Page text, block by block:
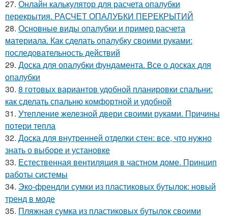
27. Онлайн калькулятор для расчета опалубки
перекрытия. РАСЧЕТ ОПАЛУБКИ ПЕРЕКРЫТИЙ
28. Основные виды опалубки и пример расчета
материала. Как сделать опалубку своими руками:
последовательность действий
29. Доска для опалубки фундамента. Все о досках для
опалубки
30. 8 готовых вариантов удобной планировки спальни:
как сделать спальню комфортной и удобной
31. Утепление железной двери своими руками. Причины
потери тепла
32. Доска для внутренней отделки стен: все, что нужно
знать о выборе и установке
33. Естественная вентиляция в частном доме. Принцип
работы системы
34. Эко-френдли сумки из пластиковых бутылок: новый
тренд в моде
35. Пляжная сумка из пластиковых бутылок своими